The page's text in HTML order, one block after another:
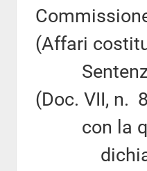
(Affari
Sentenza
(Doc. VII, n.
con la
dichiara